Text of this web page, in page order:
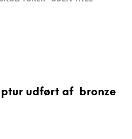
udført af bronze